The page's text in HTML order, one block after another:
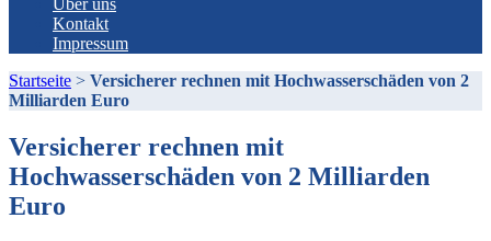
Über uns
Kontakt
Impressum
Startseite > Versicherer rechnen mit Hochwasserschäden von 2
Milliarden Euro
Versicherer rechnen mit
Hochwasserschäden von 2 Milliarden
Euro